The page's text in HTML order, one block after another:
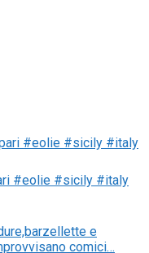
#eolie #sicily #italy